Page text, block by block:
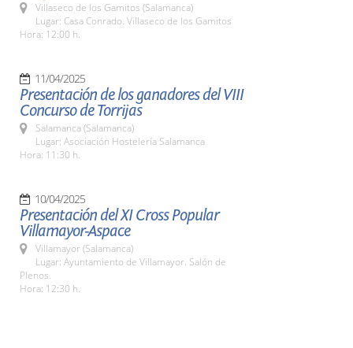
Villaseco de los Gamitos (Salamanca)
Lugar: Casa Conrado. Villaseco de los Gamitos
Hora: 12:00 h.
11/04/2025
Presentación de los ganadores del VIII
Concurso de Torrijas
Salamanca (Salamanca)
Lugar: Asociación Hostelería Salamanca
Hora: 11:30 h.
10/04/2025
Presentación del XI Cross Popular
Villamayor-Aspace
Villamayor (Salamanca)
Lugar: Ayuntamiento de Villamayor. Salón de
Plenos.
Hora: 12:30 h.